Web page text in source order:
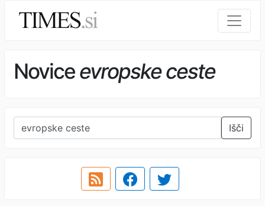
Noviceevropske ceste
Išči